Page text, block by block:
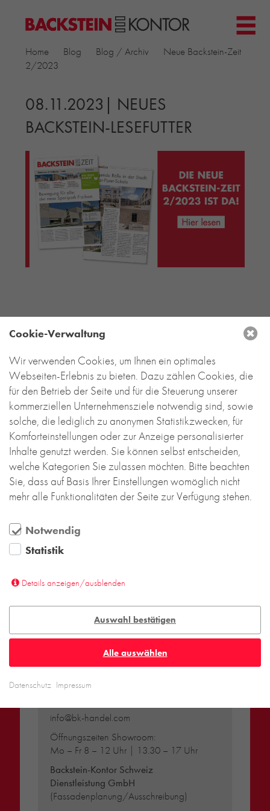
PROJEKTE
▼
KIRCHEN
MEHRFAMILIENHÄUSER
MUSEEN
ÖFFENTLICHE BAUTEN
BILDUNG & FORSCHUNG
PRODUKTE
▼
RIEMCHENKOLLEKTIONEN TONWERK
ALLGEMEINE RIEMCHENKOLLEKTIONEN
PETERSEN TEGL
RE-USE-MÖRTEL
FASSADENPLANUNG (SCHWEIZ)
PRIVATKUNDEN
ÜBER UNS
BLOG
Home Blog Blog / Archiv
Neue Backstein-Zeit
2/2023
08.11.2023| NEUES
BACKSTEIN-LESEFUTTER
DEUTSCHLAND
Backstein-Kontor
Handel- und Service mit Tonbaustoffen
GmbH
Leyendeckerstraße 4 | 50825 Köln
T+49 221 888 785-0
info@backstein-kontor.de
Öffnungszeiten Showroom:
Mo – Do 8 – 17 Uhr
Fr 8 – 15 Uhr
Bitte vereinbaren Sie unbedingt hierfür einen
Termin.
KONTAKTFORMULAR
SCHWEIZ
Backstein-Kontor Schweiz
Handel GmbH
Lettenstrasse 11d | CH-6343 Rotkreuz
info@bk-handel.com
Öffnungszeiten Showroom:
Mo – Fr 8 – 12 Uhr | 13.30 – 17 Uhr
Backstein-Kontor Schweiz
Dienstleistung GmbH
(Fassadenplanung/Ausschreibung)
Cookie-Verwaltung
Wir verwenden Cookies, um Ihnen ein optimales
Webseiten-Erlebnis zu bieten. Dazu zählen Cookies, die
für den Betrieb der Seite und für die Steuerung unserer
kommerziellen Unternehmensziele notwendig sind, sowie
solche, die lediglich zu anonymen Statistikzwecken, für
Komforteinstellungen oder zur Anzeige personalisierter
Inhalte genutzt werden. Sie können selbst entscheiden,
welche Kategorien Sie zulassen möchten. Bitte beachten
Sie, dass auf Basis Ihrer Einstellungen womöglich nicht
mehr alle Funktionalitäten der Seite zur Verfügung stehen.
Notwendig
Statistik
Details anzeigen/ausblenden
Auswahl bestätigen
Alle auswählen
Datenschutz Impressum